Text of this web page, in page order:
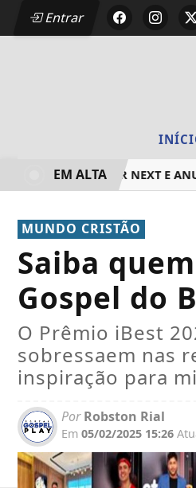
Entrar
2026 DO DEEZER NEXT E
EM ALTA
MUNDO CRISTÃO
Saiba
Gospel do
O Prêmio iBest
sobressaem nas
inspiração para
PorRobston Rial
Em 05/02/2025 15:26